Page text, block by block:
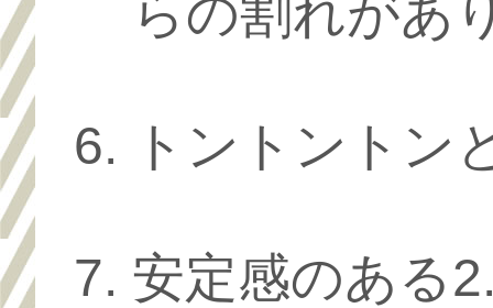
らの割れがあ
トントントン
安定感のある